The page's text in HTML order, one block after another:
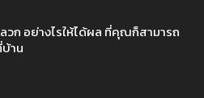
วก อย่างไรให้ได้ผล ที่คุณก็สามารถ
บ้าน